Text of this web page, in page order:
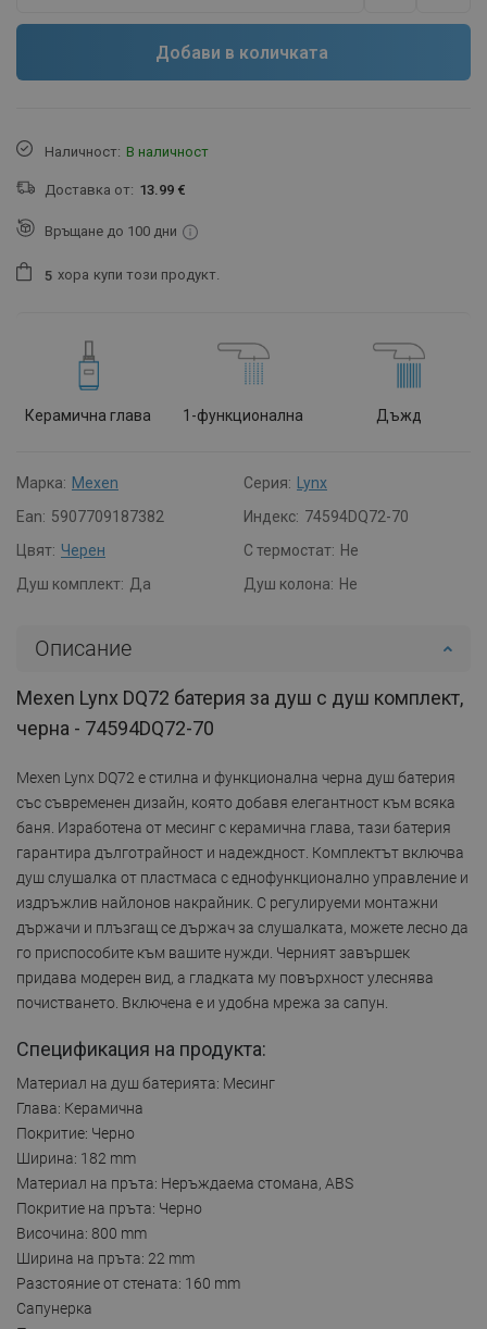
Добави в количката
Наличност: В наличност
Доставка от: 13.99 €
Връщане до 100 дни
5 хора купи този продукт.
Керамична глава 1-функционална Дъжд
Марка: Mexen Серия:
Lynx
Ean: 5907709187382 Индекс: 74594DQ72-70
Цвят: Черен С термостат: Не
Душ комплект: Да Душ колона: Не
Описание
Mexen Lynx DQ72 батерия за душ с душ комплект,
черна - 74594DQ72-70
Mexen Lynx DQ72 е стилна и функционална черна душ батерия
със съвременен дизайн, която добавя елегантност към всяка
баня. Изработена от месинг с керамична глава, тази батерия
гарантира дълготрайност и надеждност. Комплектът включва
душ слушалка от пластмаса с еднофункционално управление и
издръжлив найлонов накрайник. С регулируеми монтажни
държачи и плъзгащ се държач за слушалката, можете лесно да
го приспособите към вашите нужди. Черният завършек
придава модерен вид, а гладката му повърхност улеснява
почистването. Включена е и удобна мрежа за сапун.
Спецификация на продукта:
Материал на душ батерията: Месинг
Глава: Керамична
Покритие: Черно
Ширина: 182 mm
Материал на пръта: Неръждаема стомана, ABS
Покритие на пръта: Черно
Височина: 800 mm
Ширина на пръта: 22 mm
Разстояние от стената: 160 mm
Сапунерка